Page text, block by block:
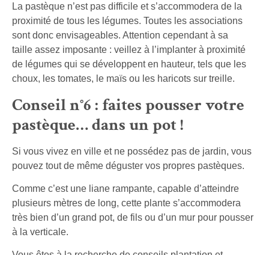
La pastèque n’est pas difficile et s’accommodera de la
proximité de tous les légumes. Toutes les associations
sont donc envisageables. Attention cependant à sa
taille assez imposante : veillez à l’implanter à proximité
de légumes qui se développent en hauteur, tels que les
choux, les tomates, le maïs ou les haricots sur treille.
Conseil n°6 : faites pousser votre
pastèque… dans un pot !
Si vous vivez en ville et ne possédez pas de jardin, vous
pouvez tout de même déguster vos propres pastèques.
Comme c’est une liane rampante, capable d’atteindre
plusieurs mètres de long, cette plante s’accommodera
très bien d’un grand pot, de fils ou d’un mur pour pousser
à la verticale.